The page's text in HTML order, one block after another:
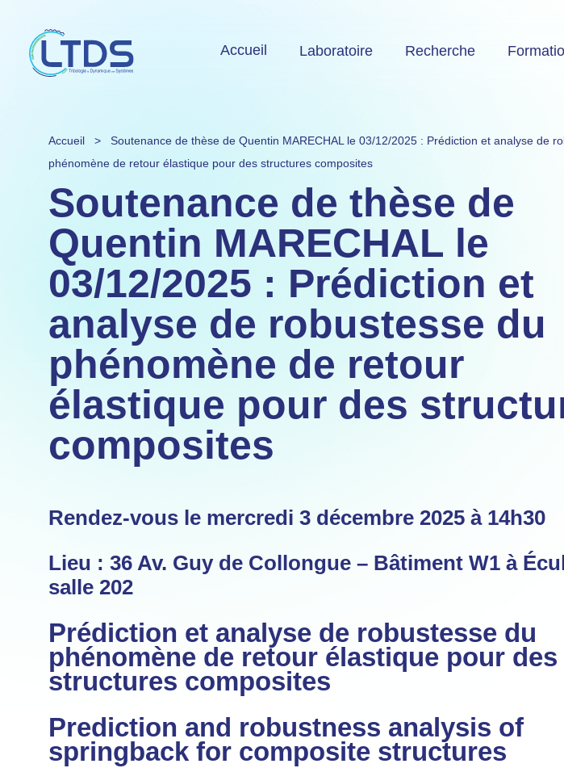
Accueil Laboratoire Recherche
Accueil >
Soutenance de thèse de Quentin MARECHAL le 03/12/2025 : Prédiction et analyse de
phénomène de retour élastique pour des structures composites
Soutenance de thèse de
Quentin MARECHAL le
03/12/2025 : Prédiction et
analyse de robustesse du
phénomène de retour
élastique pour des
composites
Rendez-vous le mercredi 3 décembre 2025 à 14h30
Lieu : 36 Av. Guy de Collongue – Bâtiment W1 à
salle 202
Prédiction et analyse de robustesse du
phénomène de retour élastique pour des
structures composites
Prediction and robustness analysis of
springback for composite structures